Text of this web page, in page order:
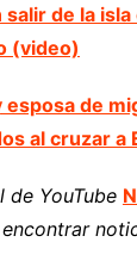
de la
(video)
esposa de
al cruzar a
de YouTube